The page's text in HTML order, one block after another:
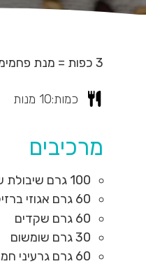
3 כפות = מנת פחמימה
כמות:10 מנות
מרכיבים
100 גרם שיבולת
60 גרם אגוזי
60 גרם שקדים
30גרם שומשום
60 גרם גרעיני